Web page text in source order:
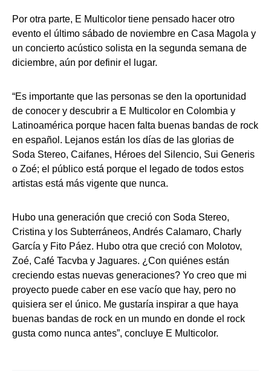
Por otra parte, E Multicolor tiene pensado hacer otro
evento el último sábado de noviembre en Casa Magola y
un concierto acústico solista en la segunda semana de
diciembre, aún por definir el lugar.
“Es importante que las personas se den la oportunidad
de conocer y descubrir a E Multicolor en Colombia y
Latinoamérica porque hacen falta buenas bandas de rock
en español. Lejanos están los días de las glorias de
Soda Stereo, Caifanes, Héroes del Silencio, Sui Generis
o Zoé; el público está porque el legado de todos estos
artistas está más vigente que nunca.
Hubo una generación que creció con Soda Stereo,
Cristina y los Subterráneos, Andrés Calamaro, Charly
García y Fito Páez. Hubo otra que creció con Molotov,
Zoé, Café Tacvba y Jaguares. ¿Con quiénes están
creciendo estas nuevas generaciones? Yo creo que mi
proyecto puede caber en ese vacío que hay, pero no
quisiera ser el único. Me gustaría inspirar a que haya
buenas bandas de rock en un mundo en donde el rock
gusta como nunca antes”, concluye E Multicolor.